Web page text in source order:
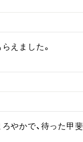
えました。
やかで、待った甲